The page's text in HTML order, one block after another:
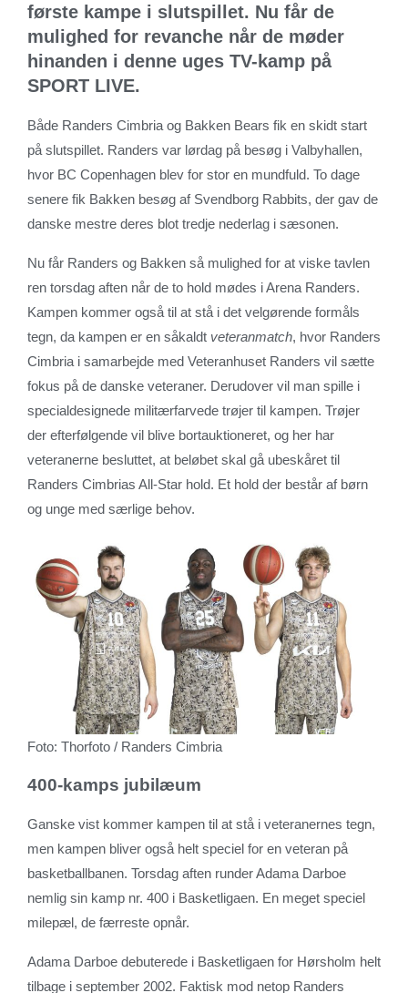
første kampe i slutspillet. Nu får de
mulighed for revanche når de møder
hinanden i denne uges TV-kamp på
SPORT LIVE.
Både Randers Cimbria og Bakken Bears fik en skidt start
på slutspillet. Randers var lørdag på besøg i Valbyhallen,
hvor BC Copenhagen blev for stor en mundfuld. To dage
senere fik Bakken besøg af Svendborg Rabbits, der gav de
danske mestre deres blot tredje nederlag i sæsonen.
Nu får Randers og Bakken så mulighed for at viske tavlen
ren torsdag aften når de to hold mødes i Arena Randers.
Kampen kommer også til at stå i det velgørende formåls
tegn, da kampen er en såkaldt veteranmatch, hvor Randers
Cimbria i samarbejde med Veteranhuset Randers vil sætte
fokus på de danske veteraner. Derudover vil man spille i
specialdesignede militærfarvede trøjer til kampen. Trøjer
der efterfølgende vil blive bortauktioneret, og her har
veteranerne besluttet, at beløbet skal gå ubeskåret til
Randers Cimbrias All-Star hold. Et hold der består af børn
og unge med særlige behov.
Foto: Thorfoto / Randers Cimbria
400-kamps jubilæum
Ganske vist kommer kampen til at stå i veteranernes tegn,
men kampen bliver også helt speciel for en veteran på
basketballbanen. Torsdag aften runder Adama Darboe
nemlig sin kamp nr. 400 i Basketligaen. En meget speciel
milepæl, de færreste opnår.
Adama Darboe debuterede i Basketligaen for Hørsholm helt
tilbage i september 2002. Faktisk mod netop Randers